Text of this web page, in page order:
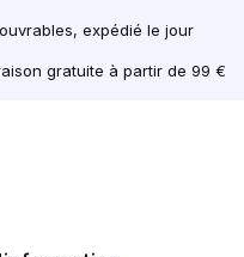
expédié le jour
gratuite à partir de 99 €